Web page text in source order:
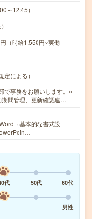
～12:45）
（時給1,550円×実働
による）
で事務をお願いします。○
期間管理、更新確認連…
（基本的な書式設
代 50代
60代
男性